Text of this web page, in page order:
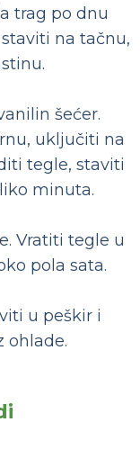
trag po dnu
na tačnu,
šećer.
uključiti na
tegle, staviti
minuta.
Vratiti tegle u
pola sata.
u peškir i
ohlade.